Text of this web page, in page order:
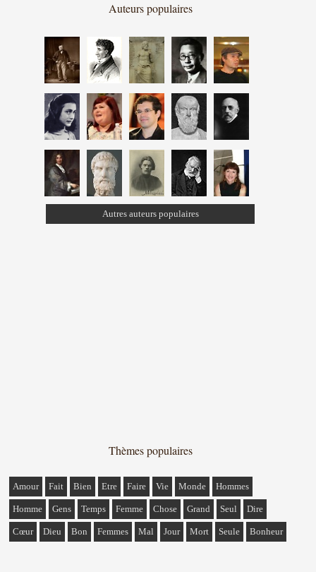
Auteurs populaires
Autres auteurs populaires
Thèmes populaires
Amour Fait Bien Etre Faire Vie Monde Hommes
Homme Gens Temps Femme Chose Grand Seul Dire
Cœur Dieu Bon Femmes Mal Jour Mort Seule Bonheur